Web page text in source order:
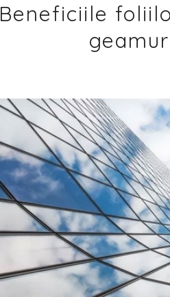
Beneficiile